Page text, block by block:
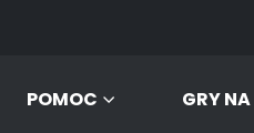
POMOC GRY